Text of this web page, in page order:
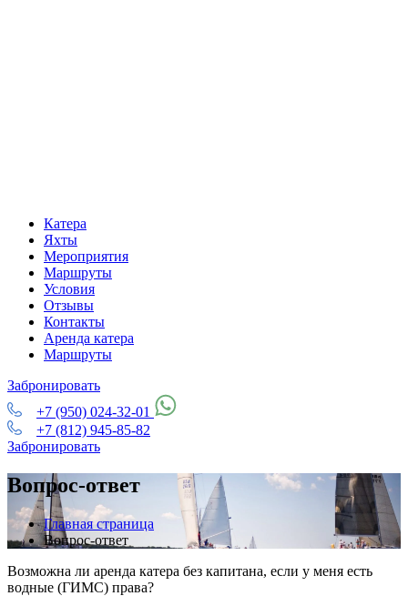
Катера
Яхты
Мероприятия
Маршруты
Условия
Отзывы
Контакты
Аренда катера
Маршруты
Забронировать
+7 (950) 024-32-01
+7 (812) 945-85-82
Забронировать
Вопрос-ответ
Главная страница
Вопрос-ответ
Возможна ли аренда катера без капитана, если у меня есть
водные (ГИМС) права?